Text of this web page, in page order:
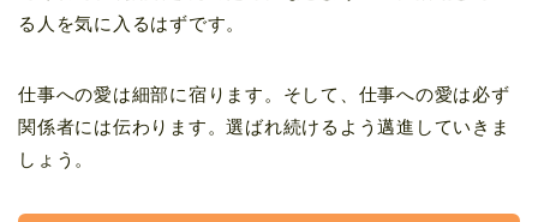
る人を気に入るはずです。
仕事への愛は細部に宿ります。そして、仕事への愛は必ず
関係者には伝わります。選ばれ続けるよう邁進していきま
しょう。